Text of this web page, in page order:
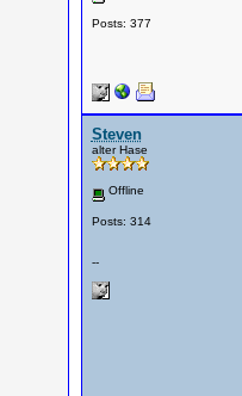
Posts: 377
Steven
alter Hase
Offline
Posts: 314
--